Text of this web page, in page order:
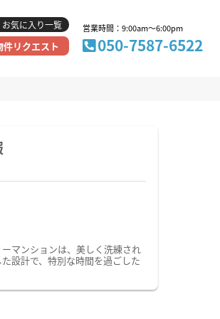
お気に入り一覧
件リクエスト
営業時間：9:00am～6:00pm
050-7587-6522
マンションは、美しく洗練され
設計で、特別な時間を過ごした